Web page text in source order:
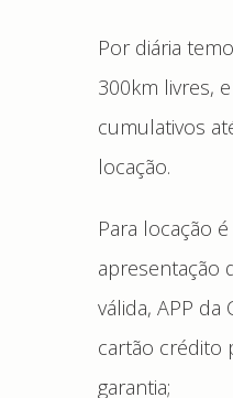
Por diária
300km livres,
cumulativos
locação.
Para locação
apresentação
válida, APP da
cartão crédito
garantia;